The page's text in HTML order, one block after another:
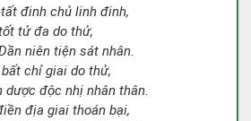
đinh chủ linh đinh,
tử đa do thử,
niên tiện sát nhân.
chỉ giai do thử,
dược độc nhị nhân thân.
địa giai thoán bại,